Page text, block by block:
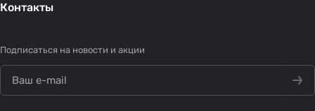
Контакты
Подписаться на новости и акции